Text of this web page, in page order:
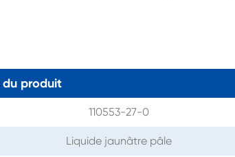
du produit
110553-27-0
Liquide jaunâtre pâle